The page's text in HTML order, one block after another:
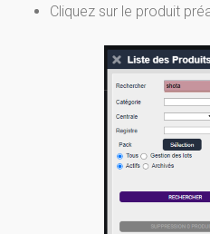
Cliquez sur le produit